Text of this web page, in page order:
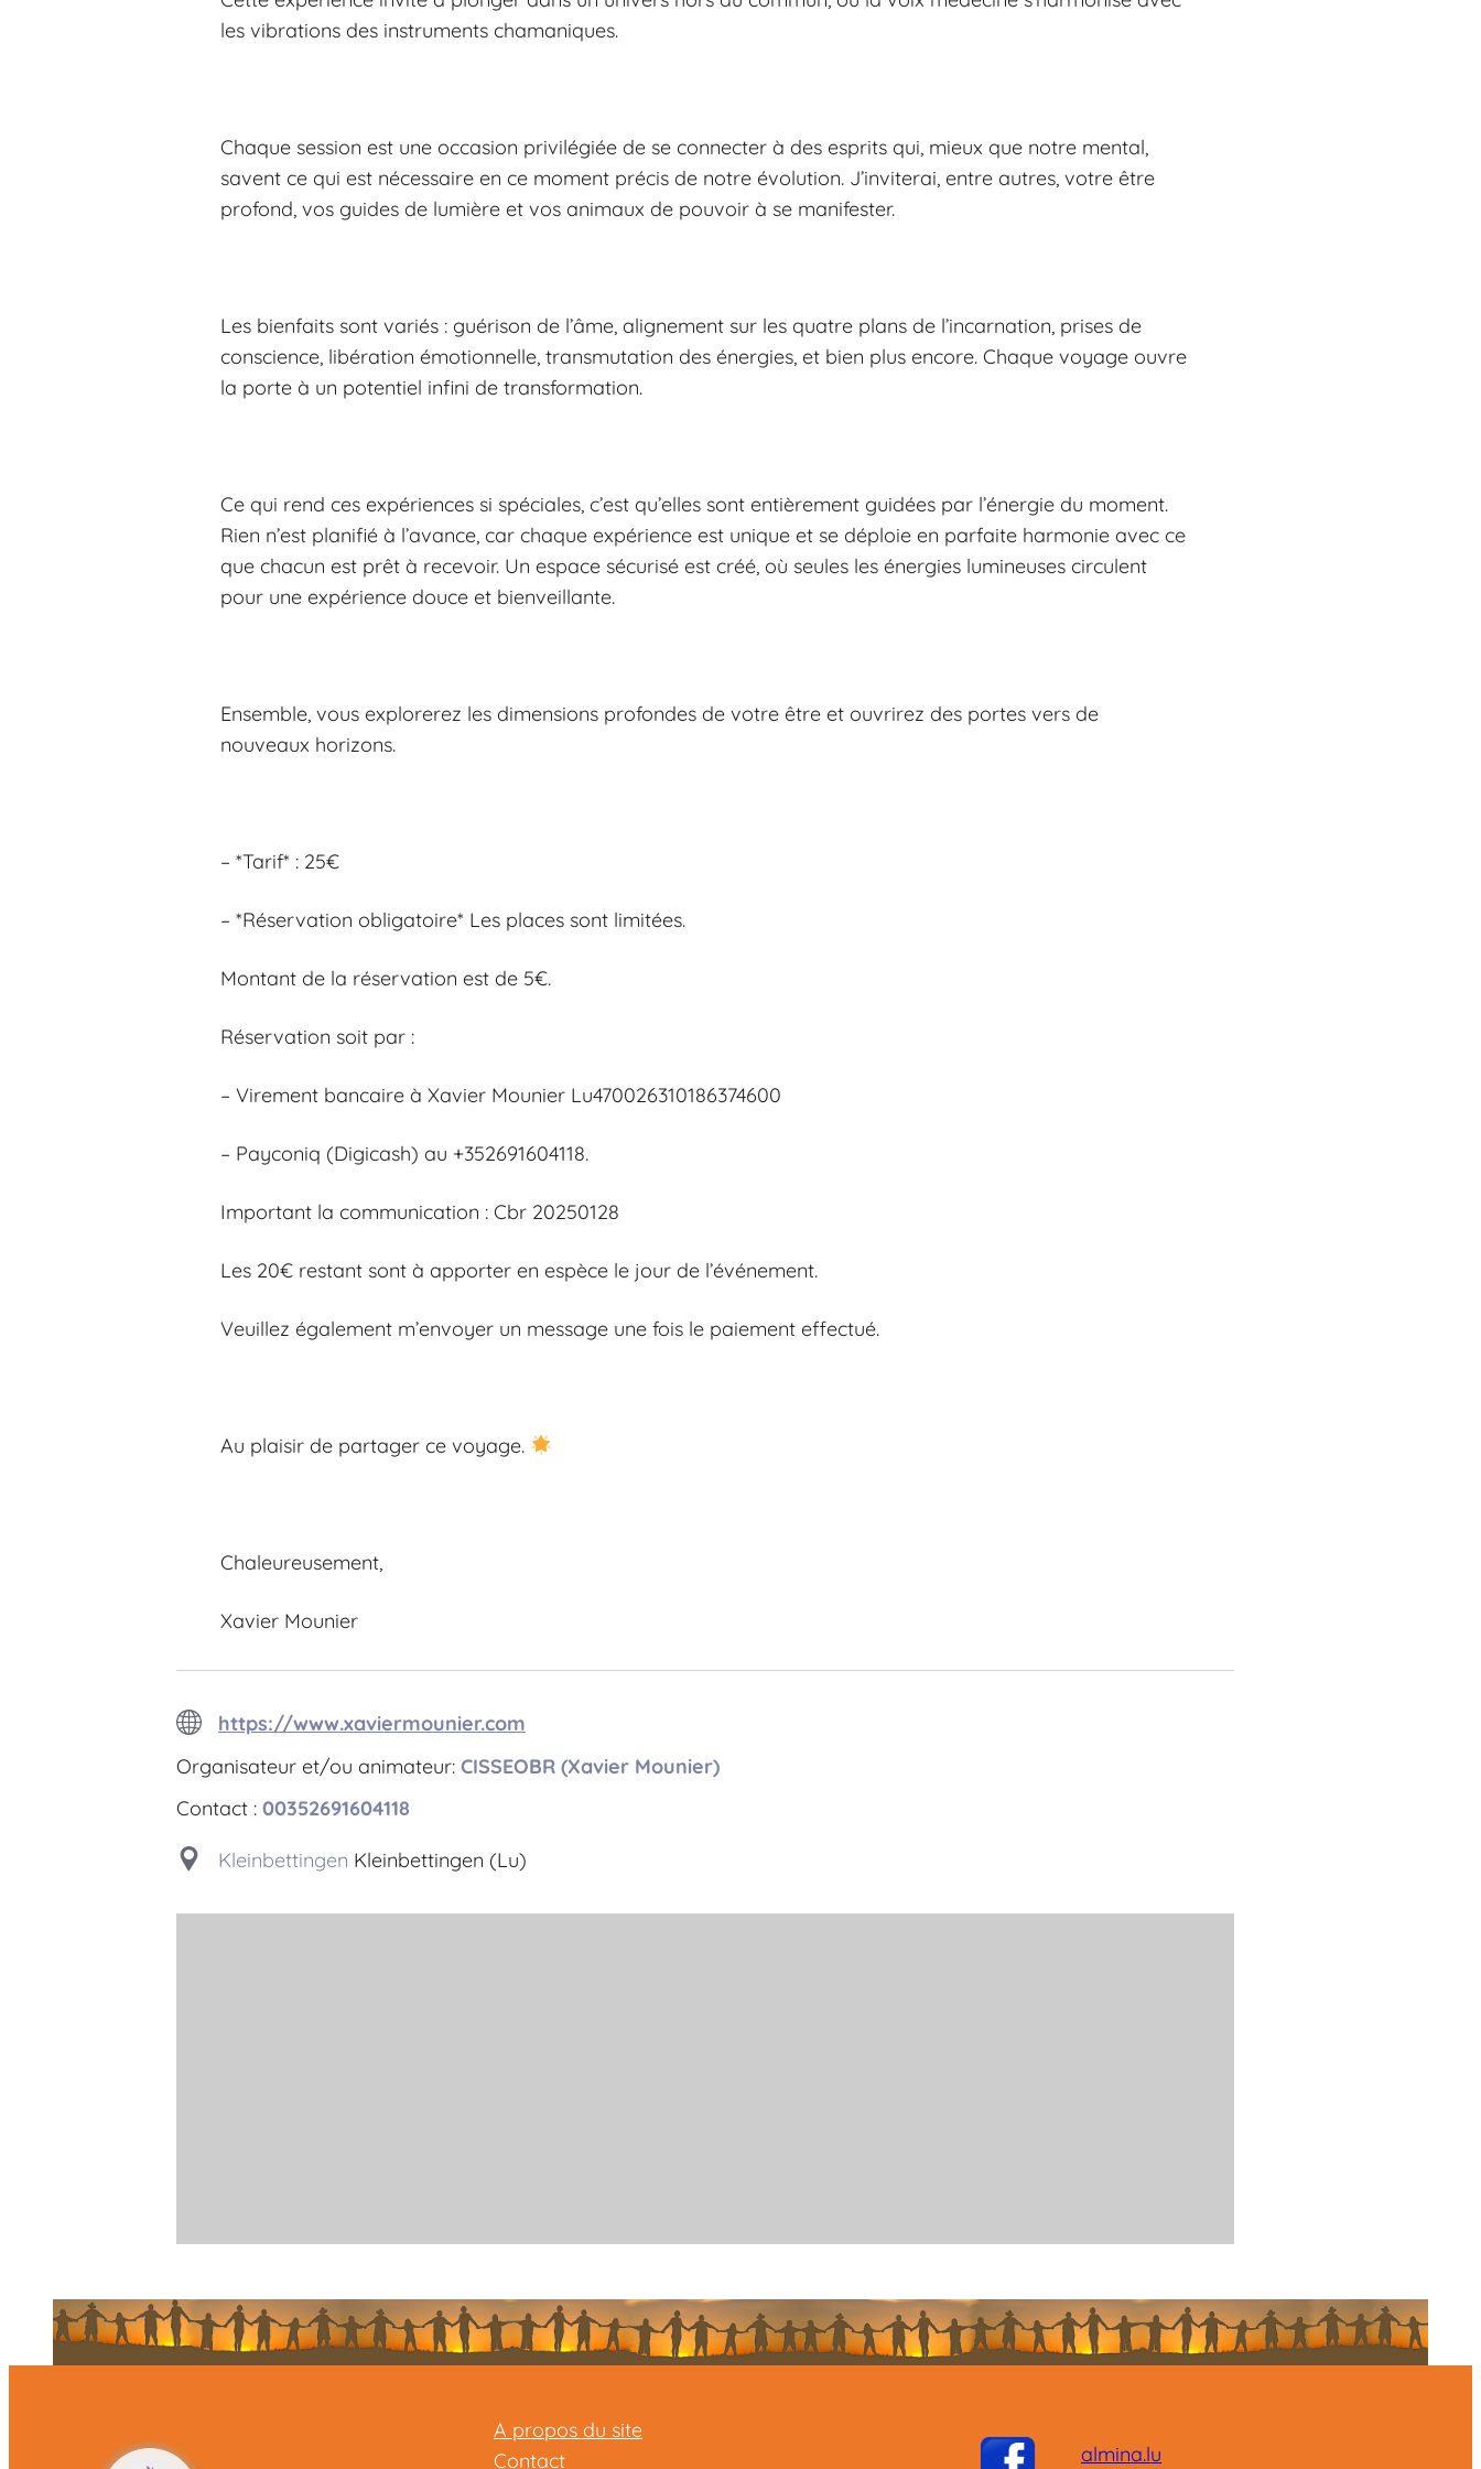
les vibrations des instruments chamaniques.
Chaque session est une occasion privilégiée de se connecter à des esprits qui, mieux que notre mental,
savent ce qui est nécessaire en ce moment précis de notre évolution. J’inviterai, entre autres, votre être
profond, vos guides de lumière et vos animaux de pouvoir à se manifester.
Les bienfaits sont variés : guérison de l’âme, alignement sur les quatre plans de l’incarnation, prises de
conscience, libération émotionnelle, transmutation des énergies, et bien plus encore. Chaque voyage ouvre
la porte à un potentiel infini de transformation.
Ce qui rend ces expériences si spéciales, c’est qu’elles sont entièrement guidées par l’énergie du moment.
Rien n’est planifié à l’avance, car chaque expérience est unique et se déploie en parfaite harmonie avec ce
que chacun est prêt à recevoir. Un espace sécurisé est créé, où seules les énergies lumineuses circulent
pour une expérience douce et bienveillante.
Ensemble, vous explorerez les dimensions profondes de votre être et ouvrirez des portes vers de
nouveaux horizons.
– *Tarif* : 25€
– *Réservation obligatoire* Les places sont limitées.
Montant de la réservation est de 5€.
Réservation soit par :
– Virement bancaire à Xavier Mounier Lu470026310186374600
– Payconiq (Digicash) au +352691604118.
Important la communication : Cbr 20250128
Les 20€ restant sont à apporter en espèce le jour de l’événement.
Veuillez également m’envoyer un message une fois le paiement effectué.
Au plaisir de partager ce voyage.
Chaleureusement,
Xavier Mounier
https://www.xaviermounier.com
Organisateur et/ou animateur: CISSEOBR (Xavier Mounier)
Contact : 00352691604118
Kleinbettingen Kleinbettingen (Lu)
A propos du site
Contact
almina.lu